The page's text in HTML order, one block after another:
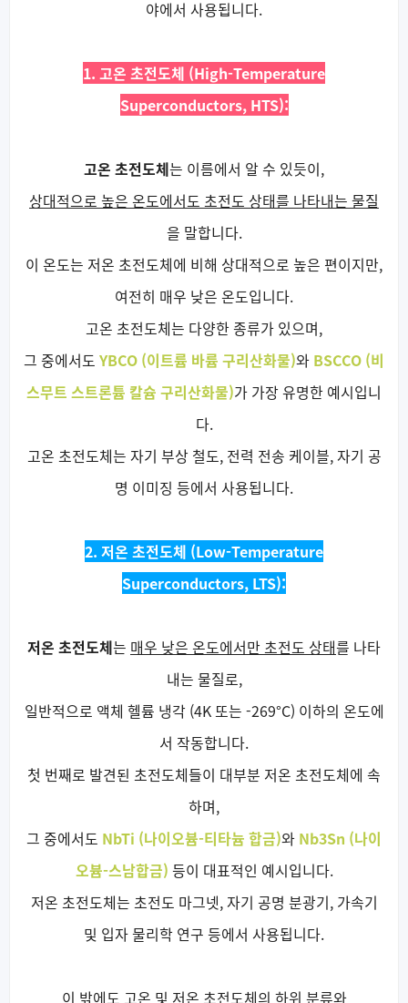
야에서 사용됩니다.
1. 고온 초전도체 (High-Temperature
Superconductors, HTS):
고온 초전도체는 이름에서 알 수 있듯이,
상대적으로 높은 온도에서도 초전도 상태를 나타내는 물질
을 말합니다.
이 온도는 저온 초전도체에 비해 상대적으로 높은 편이지만,
여전히 매우 낮은 온도입니다.
고온 초전도체는 다양한 종류가 있으며,
그 중에서도 YBCO (이트륨 바륨 구리산화물)와 BSCCO (비
스무트 스트론튬 칼슘 구리산화물)가 가장 유명한 예시입니
다.
고온 초전도체는 자기 부상 철도, 전력 전송 케이블, 자기 공
명 이미징 등에서 사용됩니다.
2. 저온 초전도체 (Low-Temperature
Superconductors, LTS):
저온 초전도체는 매우 낮은 온도에서만 초전도 상태를 나타
내는 물질로,
일반적으로 액체 헬륨 냉각 (4K 또는 -269°C) 이하의 온도에
서 작동합니다.
첫 번째로 발견된 초전도체들이 대부분 저온 초전도체에 속
하며,
그 중에서도 NbTi (나이오븀-티타늄 합금)와 Nb3Sn (나이
오븀-스남합금) 등이 대표적인 예시입니다.
저온 초전도체는 초전도 마그넷, 자기 공명 분광기, 가속기
및 입자 물리학 연구 등에서 사용됩니다.
이 밖에도 고온 및 저온 초전도체의 하위 분류와